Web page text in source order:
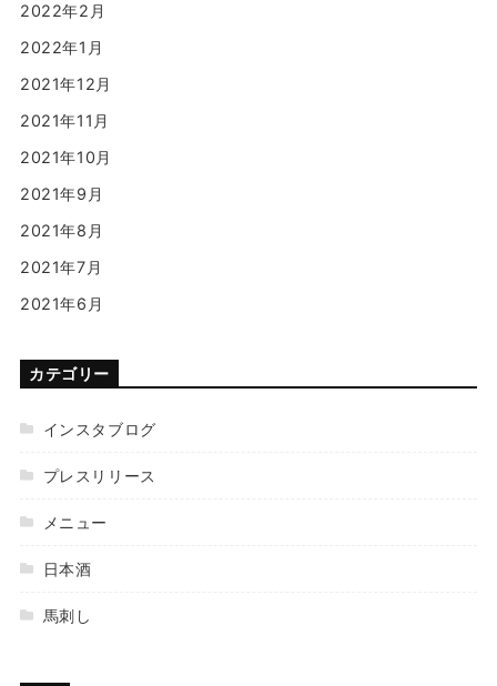
2022年2月
2022年1月
2021年12月
2021年11月
2021年10月
2021年9月
2021年8月
2021年7月
2021年6月
カテゴリー
インスタブログ
プレスリリース
メニュー
日本酒
馬刺し